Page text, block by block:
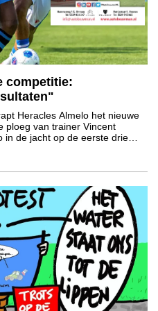
competitie:
Heracles Almelo het nieuwe
ploeg van trainer Vincent
in de jacht op de eerste drie